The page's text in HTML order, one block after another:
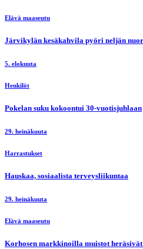
Elävä maaseutu
Järvikylän kesäkahvila pyöri neljän
5. elokuuta
Henkilöt
Pokelan suku kokoontui 30-vuotisjuhlaan
29. heinäkuuta
Harrastukset
Hauskaa, sosiaalista terveysliikuntaa
29. heinäkuuta
Elävä maaseutu
Korhosen markkinoilla muistot